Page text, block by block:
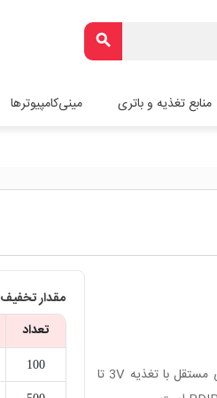
search
منابع تغذیه و باتری مینی‌کامپیوترها
آی‌سی آپ‌امپ LM358-N شامل 2 تقویت‌کننده عملیاتی مستقل با تغذیه 3V تا
مقدار تخفیف
تعداد
100